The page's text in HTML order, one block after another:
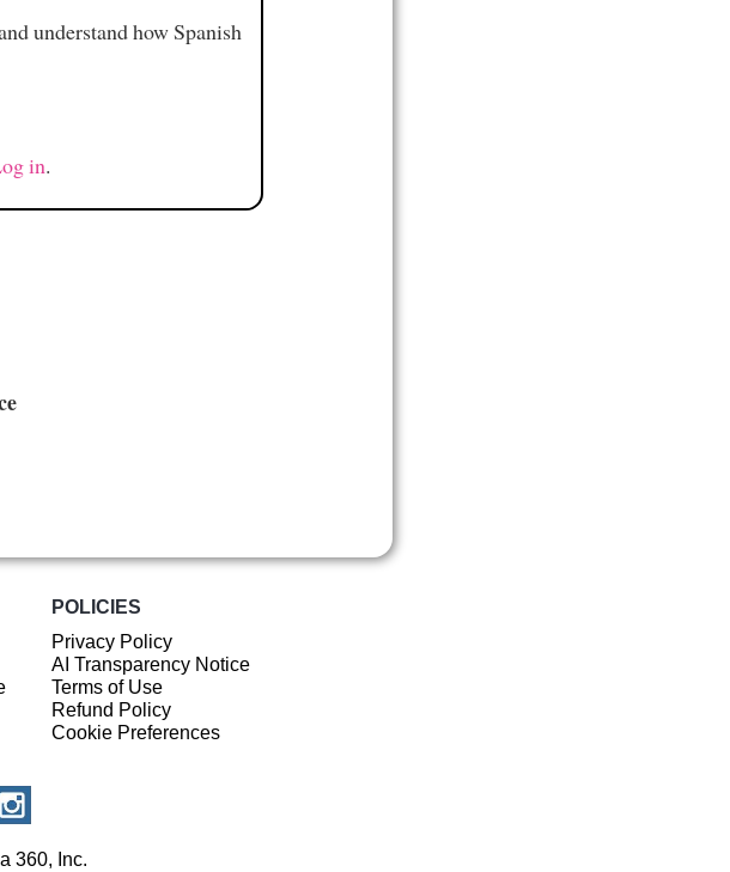
understand how Spanish
in.
POLICIES
Privacy Policy
AI Transparency Notice
Terms of Use
Refund Policy
Cookie Preferences
360, Inc.